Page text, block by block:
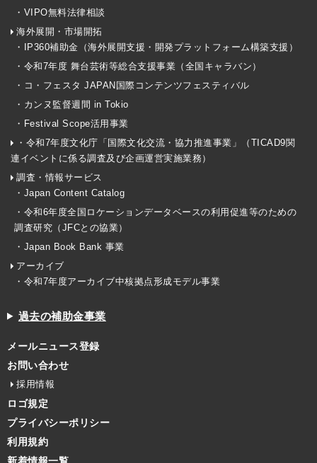
・VIPO無料法律相談
海外展開・市場開拓
・IP360補助金（海外展開支援・開発プラットフォーム構築支援）
・令和7年度 舞台芸術等総合支援事業（全国キャラバン）
・コ・フェスタ JAPAN国際コンテンツフェスティバル
・カンヌ監督週間 in Tokio
・Festival Scope活用事業
・令和7年度文化庁「国際文化交流・協力推進事業」（TICAD9関
連イベントに係る調査及び企画運営実施業務）
調査・情報サービス
・Japan Content Catalog
・令和6年度全国ロケーションデータベースの利用促進等のための
調査研究（JFCとの協業）
・Japan Book Bank 事業
アーカイブ
・令和7年度アーカイブ中核拠点形成モデル事業
過去の補助金事業
メールニュース登録
お問い合わせ
採用情報
ロゴ規定
プライバシーポリシー
利用規約
新着情報一覧